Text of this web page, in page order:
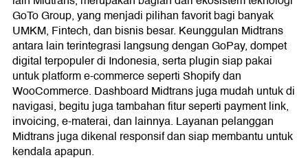
GoTo Group, yang menjadi pilihan favorit bagi banyak
UMKM, Fintech, dan bisnis besar. Keunggulan Midtrans
antara lain terintegrasi langsung dengan GoPay, dompet
digital terpopuler di Indonesia, serta plugin siap pakai
untuk platform e-commerce seperti Shopify dan
WooCommerce. Dashboard Midtrans juga mudah untuk di
navigasi, begitu juga tambahan fitur seperti payment link,
invoicing, e-materai, dan lainnya. Layanan pelanggan
Midtrans juga dikenal responsif dan siap membantu untuk
kendala apapun.